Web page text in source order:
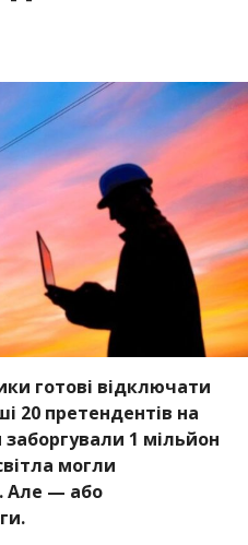
готові відключати
20 претендентів на
1 мільйон
могли
Але — або